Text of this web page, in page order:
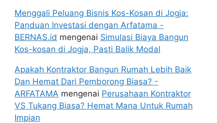
Menggali Peluang Bisnis Kos-Kosan di Jogja:
Panduan Investasi dengan Arfatama -
BERNAS.id mengenai Simulasi Biaya Bangun
Kos-kosan di Jogja, Pasti Balik Modal
Apakah Kontraktor Bangun Rumah Lebih Baik
Dan Hemat Dari Pemborong Biasa? -
ARFATAMA mengenai Perusahaan Kontraktor
VS Tukang Biasa? Hemat Mana Untuk Rumah
Impian